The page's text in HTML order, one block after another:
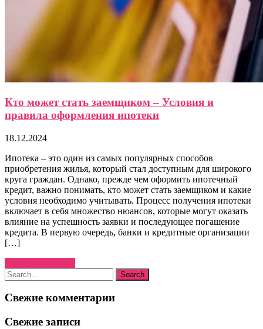
Кто может стать заемщиком – Условия и
правила оформления ипотеки
18.12.2024
Ипотека – это один из самых популярных способов
приобретения жилья, который стал доступным для широкого
круга граждан. Однако, прежде чем оформить ипотечный
кредит, важно понимать, кто может стать заемщиком и какие
условия необходимо учитывать. Процесс получения ипотеки
включает в себя множество нюансов, которые могут оказать
влияние на успешность заявки и последующее погашение
кредита. В первую очередь, банки и кредитные организации
[…]
Свежие комментарии
Свежие записи